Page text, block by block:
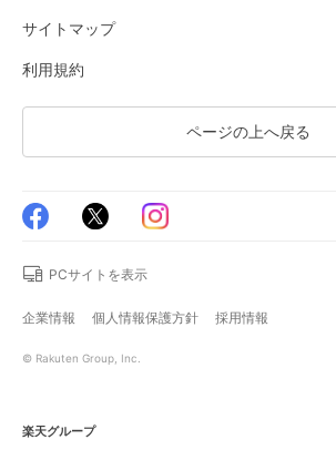
サイトマップ
利用規約
ページの上へ戻る
PCサイトを表示
企業情報 個人情報保護方針 採用情報
© Rakuten Group, Inc.
楽天グループ